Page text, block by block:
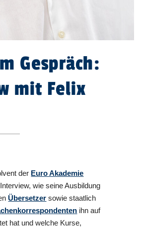
Gespräch:
mit Felix
der Euro Akademie
wie seine Ausbildung
Übersetzer sowie staatlich
ihn auf
hat und welche Kurse,